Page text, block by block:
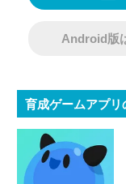
Android版
育成ゲームアプリ